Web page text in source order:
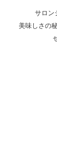
サロン
美味しさの